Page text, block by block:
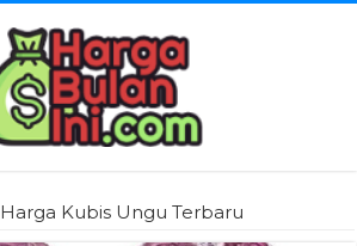
Harga Kubis Ungu Terbaru